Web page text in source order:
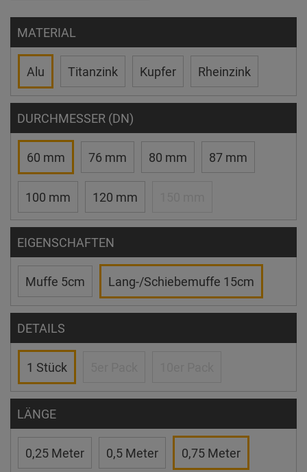
MATERIAL
Alu Titanzink Kupfer Rheinzink
DURCHMESSER (DN)
60 mm 76 mm 80 mm 87 mm
100 mm 120 mm
EIGENSCHAFTEN
Muffe 5cm Lang-/Schiebemuffe 15cm
DETAILS
1 Stück
LÄNGE
0,25 Meter 0,5 Meter 0,75 Meter